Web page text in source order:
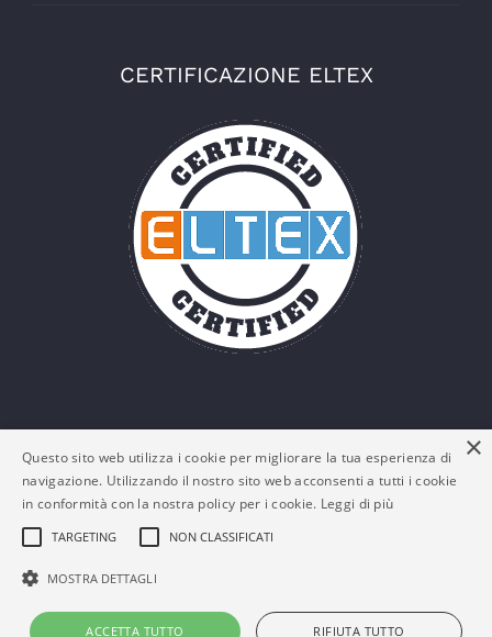
CERTIFICAZIONE ELTEX
© Eltex Srl - P. IVA: 03161180132 -
×
Questo sito web utilizza i cookie per migliorare la tua esperienza di
navigazione. Utilizzando il nostro sito web acconsenti a tutti i cookie
in conformità con la nostra policy per i cookie. Leggi di più
TARGETING NON CLASSIFICATI
MOSTRA DETTAGLI
ACCETTA TUTTO RIFIUTA TUTTO